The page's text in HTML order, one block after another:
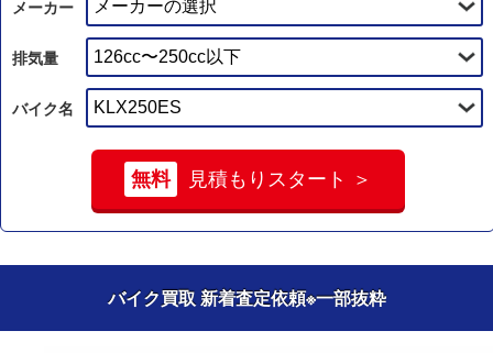
メーカー
排気量
バイク名
無料 見積もりスタート ＞
バイク買取 新着査定依頼※一部抜粋